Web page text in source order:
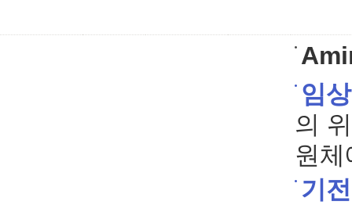
임
의
원
기전